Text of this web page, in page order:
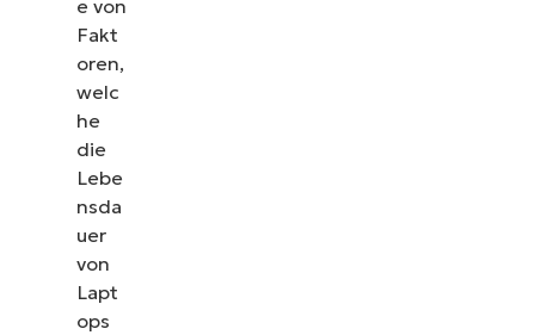
e von
Fakt
oren,
welc
he
die
Lebe
nsda
uer
von
Lapt
ops